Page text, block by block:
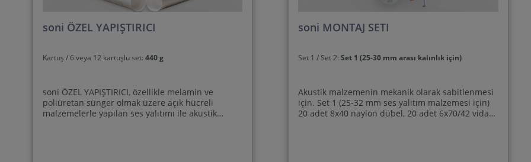
soni ÖZEL YAPIŞTIRICI
Kartuş / 6 veya 12 kartuşlu set: 440 g
soni ÖZEL YAPIŞTIRICI, özellikle melamin ve
poliüretan sünger olmak üzere açık hücreli
malzemelerle yapılan ses yalıtımı ile akustik
soni MONTAJ SETI
Set 1 / Set 2:Set 1 (25-30 mm arası kalınlık için)
Akustik malzemenin mekanik olarak sabitlenmesi
için. Set 1 (25-32 mm ses yalıtım malzemesi için)
20 adet 8x40 naylon dübel, 20 adet 6x70/42 vida